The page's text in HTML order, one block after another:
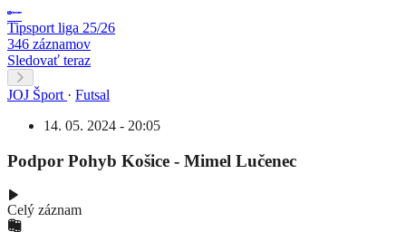
Tipsport liga 25/26
346 záznamov
Sledovať teraz
JOJ Šport · Futsal
14. 05. 2024 - 20:05
Podpor Pohyb Košice - Mimel Lučenec
Celý záznam